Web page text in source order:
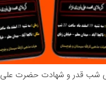
شب قدر و شهادت حضرت علی